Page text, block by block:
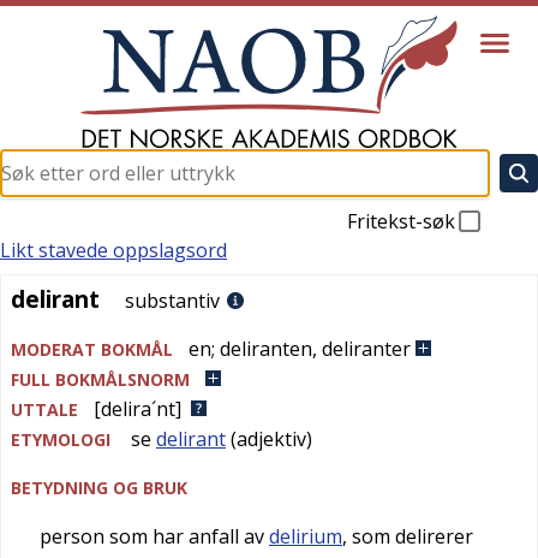
Fritekst-søk
delirant
Likt stavede oppslagsord
delirant substantiv
MODERAT BOKMÅL en; deliranten, deliranter
FULL BOKMÅLSNORM
UTTALE
[delira´nt]
ETYMOLOGI se delirant(adjektiv)
BETYDNING OG BRUK
person som har anfall avdelirium, som delirerer